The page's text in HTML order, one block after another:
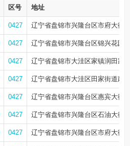
区号 地址
0427 辽宁省盘锦市兴隆台区市府大街
0427 辽宁省盘锦市兴隆台区锦兴花园
0427 辽宁省盘锦市大洼区家镇润田家
0427 辽宁省盘锦市大洼区田家街道建
0427 辽宁省盘锦市兴隆台区惠宾大街
0427 辽宁省盘锦市兴隆台区石油大街
0427 辽宁省盘锦市兴隆台区市府大街